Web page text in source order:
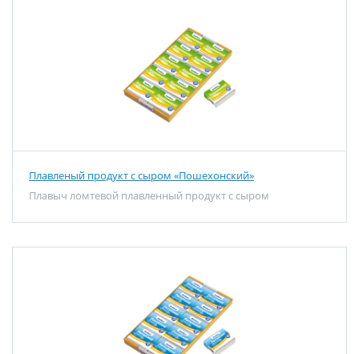
Плавленый продукт с сыром «Пошехонский»
Плавыч ломтевой плавленный продукт с сыром